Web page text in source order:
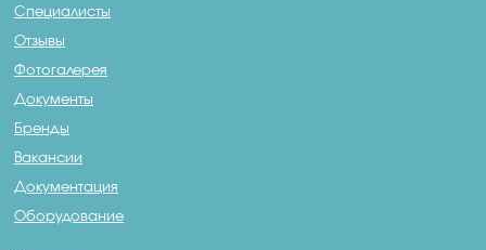
Специалисты
Отзывы
Фотогалерея
Документы
Бренды
Вакансии
Документация
Оборудование